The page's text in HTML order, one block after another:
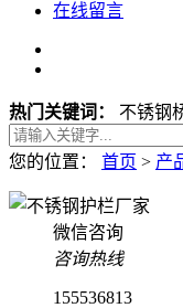
在线留言
热门关键词： 不锈钢
您的位置： 首页 > 产
微信咨询
咨询热线
155536813